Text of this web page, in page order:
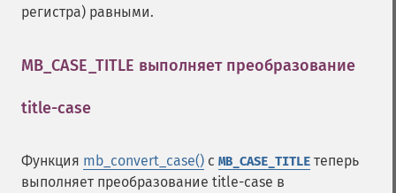
регистра) равными.
MB_CASE_TITLE выполняет преобразование
title-case
Функция mb_convert_case() с MB_CASE_TITLE теперь
выполняет преобразование title-case в